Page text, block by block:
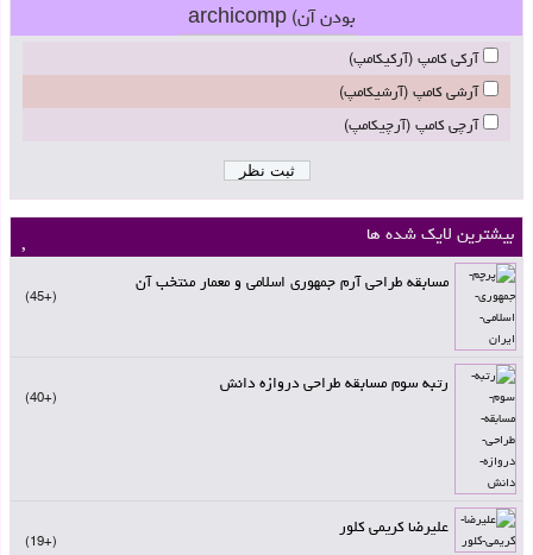
بودن آن) archicomp
آرکی کامپ (آرکیکامپ)
آرشی کامپ (آرشیکامپ)
آرچی کامپ (آرچیکامپ)
بیشترین لایک شده ها
مسابقه طراحی آرم جمهوری اسلامی و معمار منتخب آن
+45
رتبه سوم مسابقه طراحی دروازه دانش
+40
علیرضا کریمی کلور
+19